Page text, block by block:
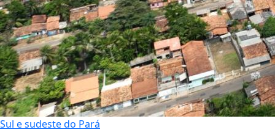
Sul e sudeste do Pará